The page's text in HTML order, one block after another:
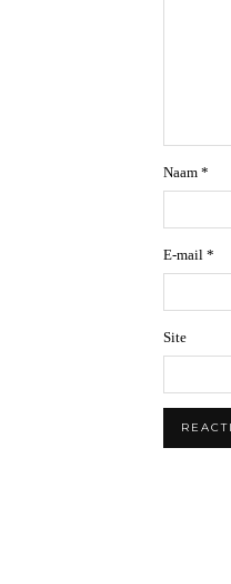
Naam *
E-mail *
Site